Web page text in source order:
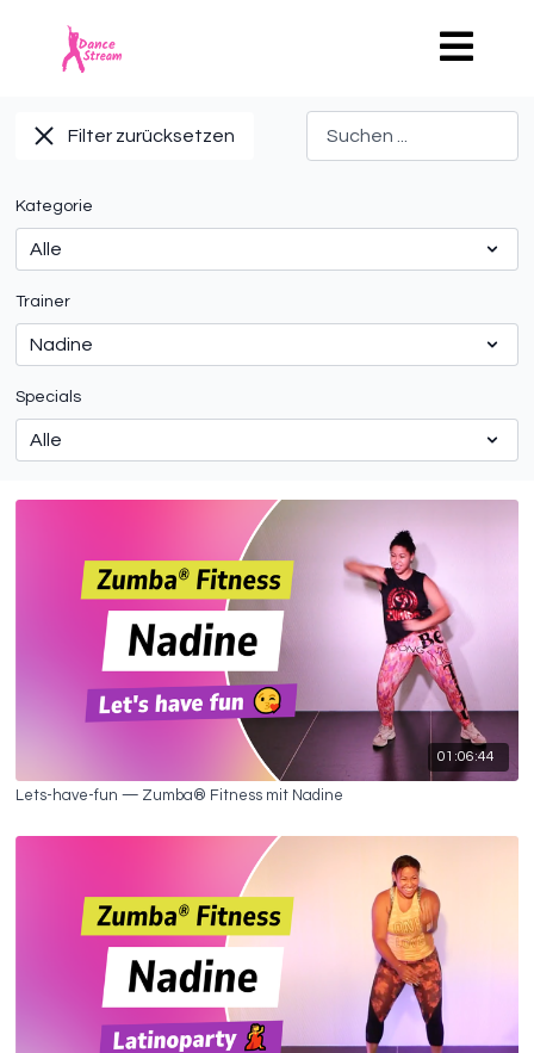
Filter zurücksetzen
Kategorie
Trainer
Specials
01:06:44
Lets-have-fun — Zumba® Fitness mit Nadine